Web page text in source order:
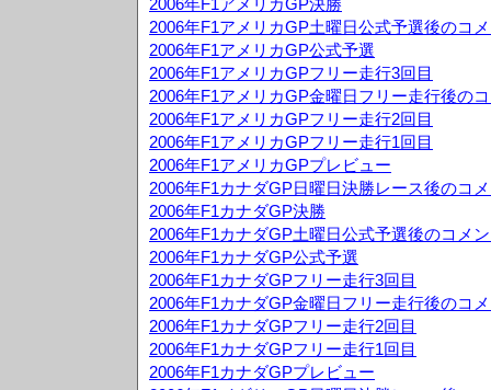
2006年F1アメリカGP決勝
2006年F1アメリカGP土曜日公式予選後のコ
2006年F1アメリカGP公式予選
2006年F1アメリカGPフリー走行3回目
2006年F1アメリカGP金曜日フリー走行後の
2006年F1アメリカGPフリー走行2回目
2006年F1アメリカGPフリー走行1回目
2006年F1アメリカGPプレビュー
2006年F1カナダGP日曜日決勝レース後のコ
2006年F1カナダGP決勝
2006年F1カナダGP土曜日公式予選後のコメ
2006年F1カナダGP公式予選
2006年F1カナダGPフリー走行3回目
2006年F1カナダGP金曜日フリー走行後のコ
2006年F1カナダGPフリー走行2回目
2006年F1カナダGPフリー走行1回目
2006年F1カナダGPプレビュー